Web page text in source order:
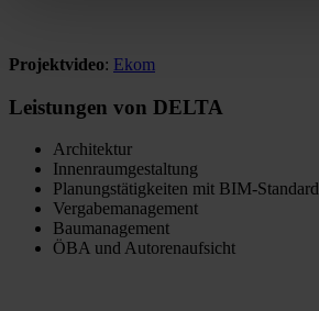
Projektvideo: Ekom
Leistungen von DELTA
Architektur
Innenraumgestaltung
Planungstätigkeiten mit BIM-Standard
Vergabemanagement
Baumanagement
ÖBA und Autorenaufsicht